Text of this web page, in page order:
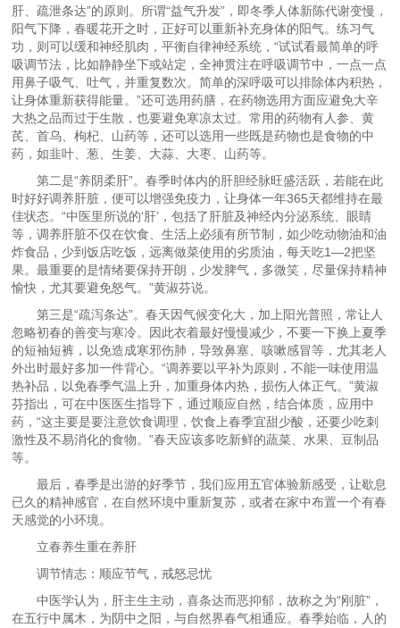
肝、疏泄条达”的原则。所谓“益气升发”，即冬季人体新陈代谢变慢，
阳气下降，春暖花开之时，正好可以重新补充身体的阳气。练习气
功，则可以缓和神经肌肉，平衡自律神经系统，“试试看最简单的呼
吸调节法，比如静静坐下或站定，全神贯注在呼吸调节中，一点一点
用鼻子吸气、吐气，并重复数次。简单的深呼吸可以排除体内积热，
让身体重新获得能量。”还可选用药膳，在药物选用方面应避免大辛
大热之品而过于生散，也要避免寒凉太过。常用的药物有人参、黄
芪、首乌、枸杞、山药等，还可以选用一些既是药物也是食物的中
药，如韭叶、葱、生姜、大蒜、大枣、山药等。
第二是“养阴柔肝”。春季时体内的肝胆经脉旺盛活跃，若能在此
时好好调养肝脏，便可以增强免疫力，让身体一年365天都维持在最
佳状态。“中医里所说的‘肝’，包括了肝脏及神经内分泌系统、眼睛
等，调养肝脏不仅在饮食、生活上必须有所节制，如少吃动物油和油
炸食品，少到饭店吃饭，远离做菜使用的劣质油，每天吃1—2把坚
果。最重要的是情绪要保持开朗，少发脾气，多微笑，尽量保持精神
愉快，尤其要避免怒气。”黄淑芬说。
第三是“疏泻条达”。春天因气候变化大，加上阳光普照，常让人
忽略初春的善变与寒冷。因此衣着最好慢慢减少，不要一下换上夏季
的短袖短裤，以免造成寒邪伤肺，导致鼻塞、咳嗽感冒等，尤其老人
外出时最好多加一件背心。“调养要以平补为原则，不能一味使用温
热补品，以免春季气温上升，加重身体内热，损伤人体正气。”黄淑
芬指出，可在中医医生指导下，通过顺应自然，结合体质，应用中
药，“这主要是要注意饮食调理，饮食上春季宜甜少酸，还要少吃刺
激性及不易消化的食物。”春天应该多吃新鲜的蔬菜、水果、豆制品
等。
最后，春季是出游的好季节，我们应用五官体验新感受，让歇息
已久的精神感官，在自然环境中重新复苏，或者在家中布置一个有春
天感觉的小环境。
立春养生重在养肝
调节情志：顺应节气，戒怒忌忧
中医学认为，肝主生主动，喜条达而恶抑郁，故称之为“刚脏”，
在五行中属木，为阴中之阳，与自然界春气相通应。春季始临，人的